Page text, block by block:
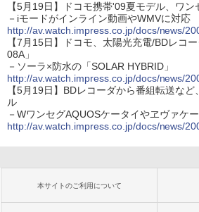
【5月19日】ドコモ携帯'09夏モデル、ワ
－iモードがインライン動画やWMVに対応
http://av.watch.impress.co.jp/docs/news/
【7月15日】ドコモ、太陽光充電/BDレコ
08A」
－ソーラ×防水の「SOLAR HYBRID」
http://av.watch.impress.co.jp/docs/news/
【5月19日】BDレコーダから番組転送な
ル
－WワンセグAQUOSケータイやヱヴァケ
http://av.watch.impress.co.jp/docs/news/
本サイトのご利用について